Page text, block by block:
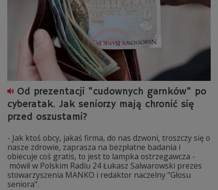
Od prezentacji "cudownych garnków" po
cyberatak. Jak seniorzy mają chronić się
przed oszustami?
- Jak ktoś obcy, jakaś firma, do nas dzwoni, troszczy się o
nasze zdrowie, zaprasza na bezpłatne badania i
obiecuje coś gratis, to jest to lampka ostrzegawcza -
mówił w Polskim Radiu 24 Łukasz Salwarowski prezes
stowarzyszenia MANKO i redaktor naczelny "Głosu
seniora".